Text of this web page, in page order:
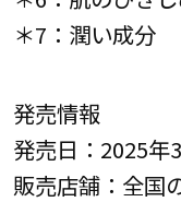
＊7：潤い成分
発売情報
発売日：2025年
販売店舗：全国